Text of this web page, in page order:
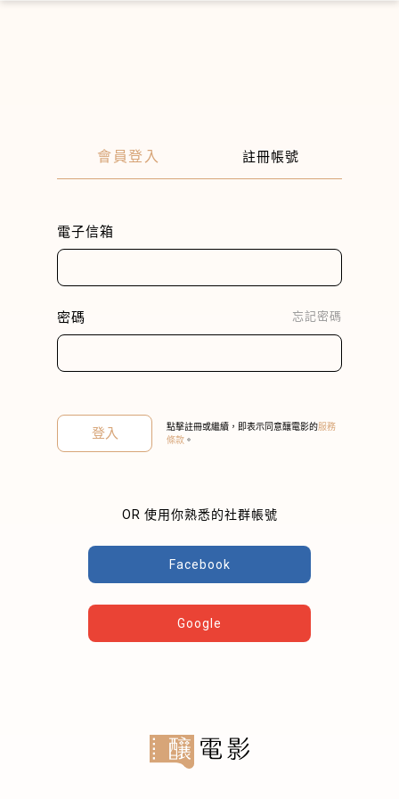
會員登入 註冊帳號
電子信箱
密碼 忘記密碼
登入 點擊註冊或繼續，即表示同意釀電影的服務
條款 。
OR 使用你熟悉的社群帳號
Facebook
Google